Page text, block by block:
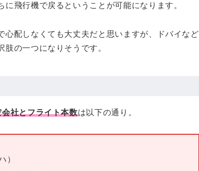
飛行機で戻るということが可能になります。
心配しなくても大丈夫だと思いますが、ドバイなど
の一つになりそうです。
社とフライト本数は以下の通り。
）